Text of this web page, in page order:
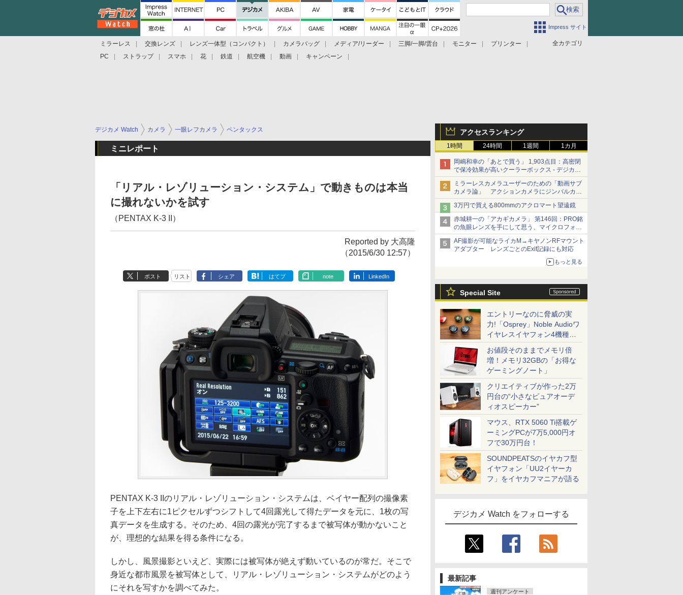
Impress サイト
全カテゴリ
ミラーレス 交換レンズ レンズ一体型（コンパクト） カメラバッグ メディア/リーダー 三脚/一脚/雲台 モニター
プリンター
PC
ストラップ スマホ 花 鉄道 航空機 動画 キャンペーン
アクセスランキング
1時間 24時間 1週間 1カ月
岡嶋和幸の「あとで買う」 1,903点目：高密閉
で保冷効果が高いクーラーボックス - デジカメ
Watch
ミラーレスカメラユーザーのための「動画サブ
カメラ論」 アクションカメラにジンバルカメ
ラ……その実質的な違いは？
3万円で買える800mmのアクロマート望遠鏡
赤城耕一の「アカギカメラ」 第146回：PRO銘
の魚眼レンズを手にして思う、マイクロフォー
サーズへの期待と可能性
AF撮影が可能なライカM→キヤノンRFマウント
アダプター レンズごとのExif記録にも対応
もっと見る
Special Site
エントリーなのに脅威の実
力!「Osprey」Noble Audioワ
イヤレスイヤフォン4機種を
一気に聴く
お値段そのままでメモリ倍
増！メモリ32GBの「お得な
ゲーミングノート」
クリエイティブが作った2万
円台の“小さなピュアオーデ
ィオスピーカー”
マウス、RTX 5060 Ti搭載ゲ
ーミングPCが7万5,000円オ
フで30万円台！
SOUNDPEATSのイヤカフ型
イヤフォン「UU2イヤーカ
フ」をイヤカフマニアが語る
デジカメ Watch をフォローする
最新記事
週刊アンケート
デジカメ Watch カメラ 一眼レフカメラ ペンタックス
ミニレポート
「リアル・レゾリューション・システム」で動きものは本当
に撮れないかを試す
（PENTAX K-3 II）
Reported by 大高隆
（2015/6/30 12:57）
ポスト リスト シェア はてブ note LinkedIn
PENTAX K-3 IIのリアル・レゾリューション・システムは、ベイヤー配列の撮像素
子を上下左右に1ピクセルずつシフトして4回露光して得たデータを元に、1枚の写
真データを生成する。そのため、4回の露光が完了するまで被写体が動かないこと
が、理想的な結果を得る条件になる。
しかし、風景撮影といえど、実際には被写体が絶えず動いているのが常だ。そこで
身近な都市風景を被写体として、リアル・レゾリューション・システムがどのよう
にそれを写すかを調べてみた。